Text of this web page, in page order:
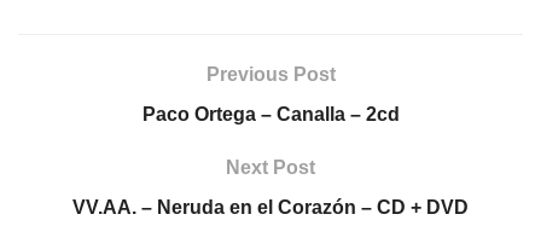
Previous Post
Paco Ortega – Canalla – 2cd
Next Post
VV.AA. – Neruda en el Corazón – CD + DVD